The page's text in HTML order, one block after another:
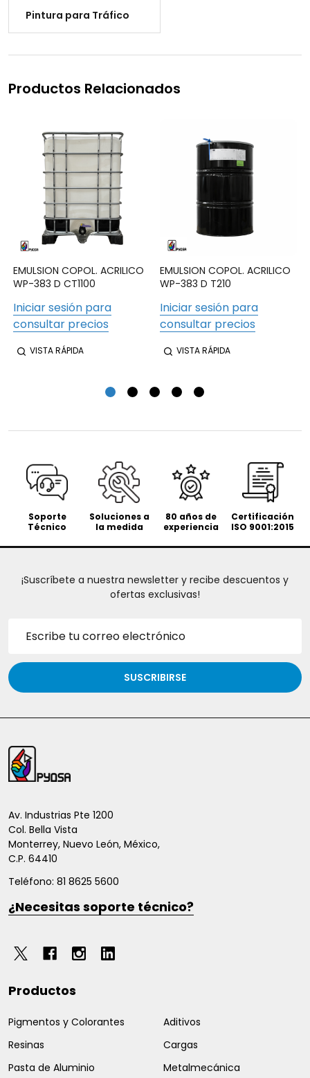
Pintura para Tráfico
Productos Relacionados
EMULSION COPOL. ACRILICO
WP-383 D CT1100
Iniciar sesión para
consultar precios
VISTA RÁPIDA
EMULSION COPOL. ACRILICO
WP-383 D T210
Iniciar sesión para
consultar precios
VISTA RÁPIDA
Soporte
Técnico
Soluciones a
la medida
80 años de
experiencia
Certificación
ISO 9001:2015
¡Suscríbete a nuestra newsletter y recibe descuentos y
ofertas exclusivas!
correo
electrónico
SUSCRIBIRSE
Inicio
del
de
página
Av. Industrias Pte 1200
Col. Bella Vista
Monterrey, Nuevo León, México,
C.P. 64410
Teléfono: 81 8625 5600
¿Necesitas soporte técnico?
Productos
Pigmentos y Colorantes
Resinas
Pasta de Aluminio
Aditivos
Cargas
Metalmecánica